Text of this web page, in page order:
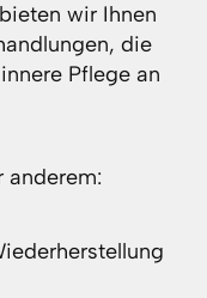
wir Ihnen
die
Pflege an
anderem: